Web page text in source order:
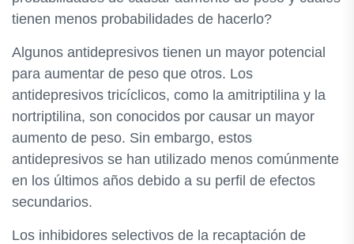
tienen menos probabilidades de hacerlo?
Algunos antidepresivos tienen un mayor potencial
para aumentar de peso que otros. Los
antidepresivos tricíclicos, como la amitriptilina y la
nortriptilina, son conocidos por causar un mayor
aumento de peso. Sin embargo, estos
antidepresivos se han utilizado menos comúnmente
en los últimos años debido a su perfil de efectos
secundarios.
Los inhibidores selectivos de la recaptación de